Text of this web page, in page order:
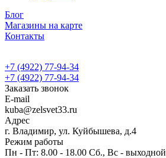
Блог
Магазины на карте
Контакты
+7 (4922) 77-94-34
+7 (4922) 77-94-34
Заказать звонок
E-mail
kuba@zelsvet33.ru
Адрес
г. Владимир, ул. Куйбышева, д.4
Режим работы
Пн - Пт: 8.00 - 18.00 Сб., Вс - выходной